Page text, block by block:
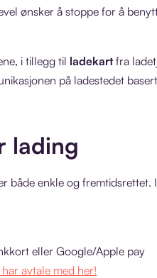
ønsker å stoppe for å
i tillegg til ladekartfra
på ladestedet
lading
både enkle og fremtidsrettet.
eller Google/Apple pay
avtale med her!